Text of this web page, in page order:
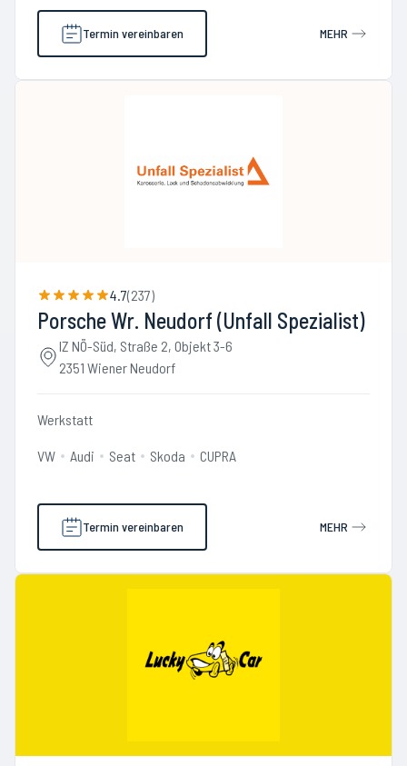
Termin vereinbaren MEHR
4.7(237)
Porsche Wr. Neudorf (Unfall Spezialist)
IZ NÖ-Süd, Straße 2, Objekt 3-6
2351 Wiener Neudorf
Werkstatt
VW Audi Seat Skoda CUPRA
Termin vereinbaren MEHR